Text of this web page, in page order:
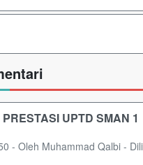
UPTD SMAN 1
- Oleh Muhammad Qalbi -